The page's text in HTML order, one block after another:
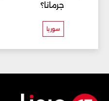
جرمانا؟
سوريا